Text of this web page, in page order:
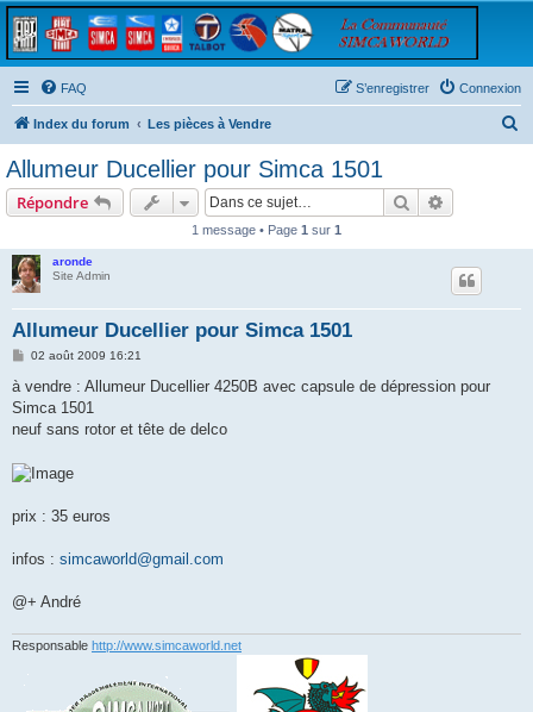
FAQ Connexion
S’enregistrer
Index du forum Les pièces à Vendre
Allumeur Ducellier pour Simca 1501
Répondre Rechercher
1 message • Page 1 sur 1
aronde
Site Admin
Allumeur Ducellier pour Simca 1501
M
s
a
g
02 août 2009 16:21
à vendre : Allumeur Ducellier 4250B avec capsule de dépression pour
Simca 1501
neuf sans rotor et tête de delco
prix : 35 euros
infos : simcaworld@gmail.com
@+ André
Responsable http://www.simcaworld.net